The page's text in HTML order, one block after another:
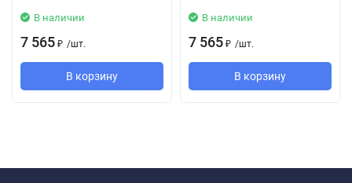
В наличии
7 565 ₽ /шт.
В корзину
В наличии
7 565 ₽ /шт.
В корзину